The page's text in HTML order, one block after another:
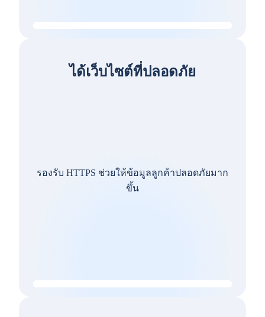
ได้เว็บไซต์ที่ปลอดภัย
รองรับ HTTPS ช่วยให้ข้อมูลลูกค้าปลอดภัยมาก
ขึ้น